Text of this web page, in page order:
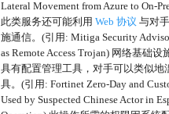
Lateral Movement from Azure to On-
此类服务还可能利用 Web 协议 与对
施通信。(引用: Mitiga Security
as Remote Access Trojan) 网络基础设
具有配置管理工具，对手可以类似地
具。(引用: Fortinet Zero-Day and
Used by Suspected Chinese Actor in